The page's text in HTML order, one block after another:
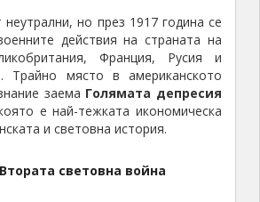
но през 1917 година се
действия на страната на
Франция, Русия и
Трайно място в американското
заема Голямата депресия
е най-тежката икономическа
и световна история.
Втората световна война